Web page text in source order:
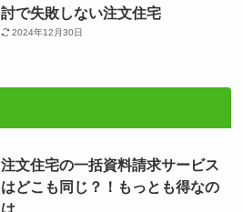
討で失敗しない注文住宅
2024年12月30日
注文住宅の一括資料請求サービス
はどこも同じ？！もっとも得なの
は